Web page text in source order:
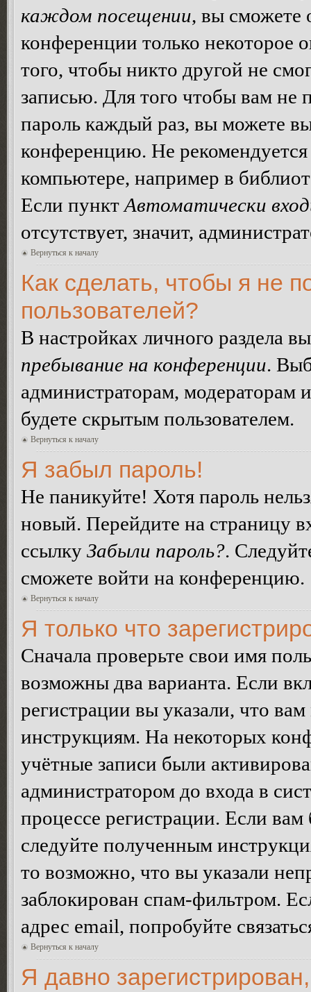
каждом посещении, вы сможете
конференции только некоторое
того, чтобы никто другой не
записью. Для того чтобы вам не
пароль каждый раз, вы можете
конференцию. Не
компьютере, например в
Если пункт Автоматически
отсутствует, значит,
Вернуться к началу
Как сделать, чтобы я не
пользователей?
В настройках личного раздела
пребывание на конференции.
администраторам, модераторам
будете скрытым пользователем.
Вернуться к началу
Я забыл пароль!
Не паникуйте! Хотя пароль
новый. Перейдите на страницу
ссылку Забыли пароль?.
сможете войти на конференцию.
Вернуться к началу
Я только что
Сначала проверьте свои имя
возможны два варианта. Если
регистрации вы указали, что
инструкциям. На некоторых
учётные записи были
администратором до входа в
процессе регистрации. Если
следуйте полученным
то возможно, что вы указали
заблокирован спам-фильтром.
адрес email, попробуйте
Вернуться к началу
Я давно